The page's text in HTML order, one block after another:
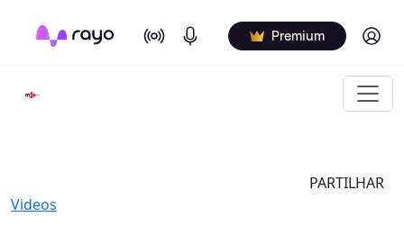
On Air Podcasts Premium Log in
PARTILHAR
Videos